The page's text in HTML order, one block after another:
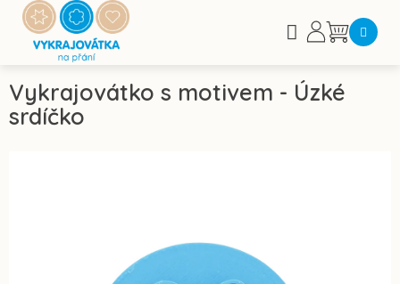
Přejít
obsah
Nákupní
Vykrajovátko s motivem - Úzké
srdíčko